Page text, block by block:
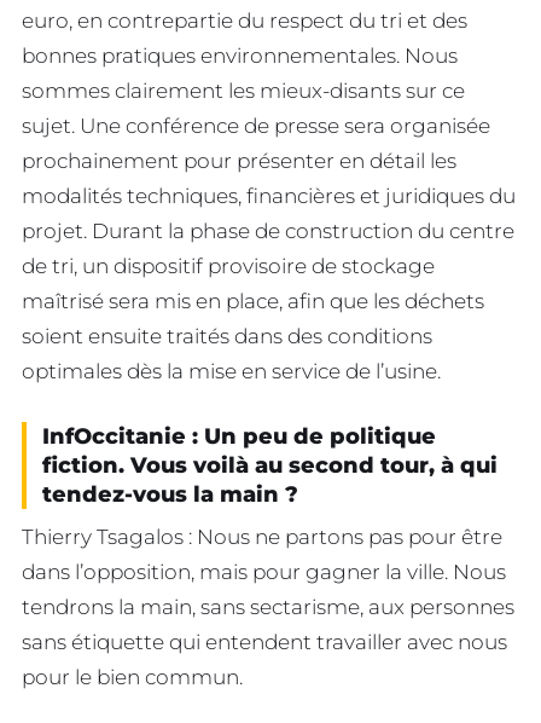
euro, en contrepartie du respect du tri et des
bonnes pratiques environnementales. Nous
sommes clairement les mieux-disants sur ce
sujet. Une conférence de presse sera organisée
prochainement pour présenter en détail les
modalités techniques, financières et juridiques du
projet. Durant la phase de construction du centre
de tri, un dispositif provisoire de stockage
maîtrisé sera mis en place, afin que les déchets
soient ensuite traités dans des conditions
optimales dès la mise en service de l’usine.
InfOccitanie : Un peu de politique
fiction. Vous voilà au second tour, à qui
tendez-vous la main ?
Thierry Tsagalos : Nous ne partons pas pour être
dans l’opposition, mais pour gagner la ville. Nous
tendrons la main, sans sectarisme, aux personnes
sans étiquette qui entendent travailler avec nous
pour le bien commun.